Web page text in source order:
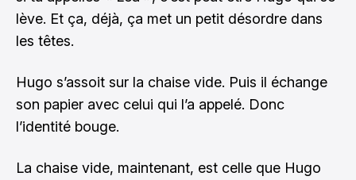
lève. Et ça, déjà, ça met un petit désordre dans
les têtes.
Hugo s’assoit sur la chaise vide. Puis il échange
son papier avec celui qui l’a appelé. Donc
l’identité bouge.
La chaise vide, maintenant, est celle que Hugo